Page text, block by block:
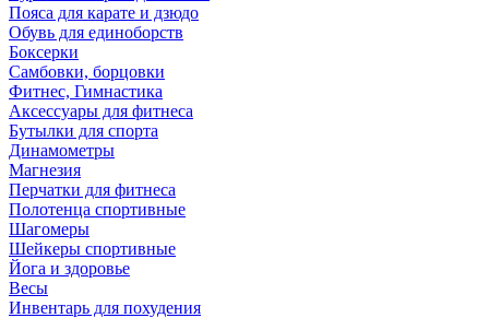
Пояса для карате и дзюдо
Обувь для единоборств
Боксерки
Самбовки, борцовки
Фитнес, Гимнастика
Аксессуары для фитнеса
Бутылки для спорта
Динамометры
Магнезия
Перчатки для фитнеса
Полотенца спортивные
Шагомеры
Шейкеры спортивные
Йога и здоровье
Весы
Инвентарь для похудения